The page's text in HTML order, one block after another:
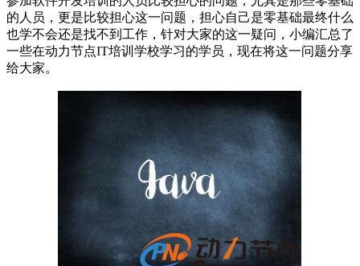
的人员，更是比较担心这一问题，担心自己是零基础最终什么
也学不会还是找不到工作，针对大家的这一疑问，小编汇总了
一些在动力节点IT培训学校学习的学员，现在将这一问题分享
给大家。